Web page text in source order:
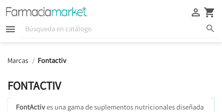
  
 
Marcas Fontactiv
FONTACTIV
FontActives una gama de suplementos nutricionales diseñada